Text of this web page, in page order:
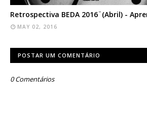
Retrospectiva BEDA 2016¨(Abril) -
MAY 02, 2016
POSTAR UM COMENTÁRIO
0 Comentários